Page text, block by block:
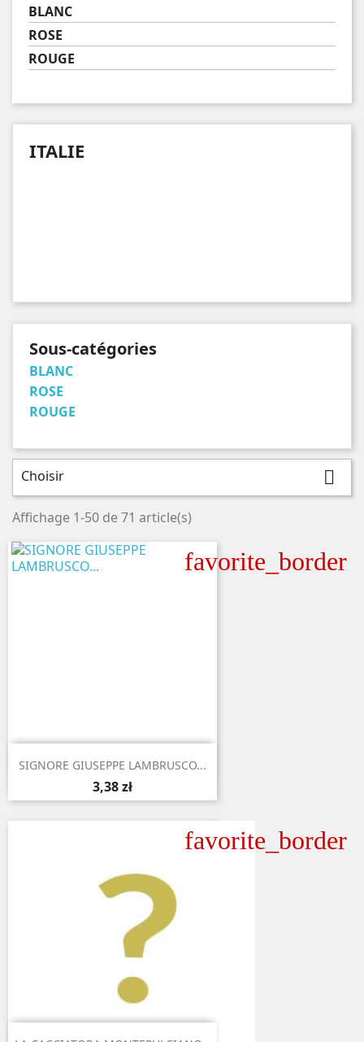
BLANC
ROSE
ROUGE
ITALIE
Sous-catégories
BLANC
ROSE
ROUGE
Choisir 
Affichage 1-50 de 71 article(s)
favorite_border
 Aperçu rapide
SIGNORE GIUSEPPE LAMBRUSCO...
3,38 zł
favorite_border